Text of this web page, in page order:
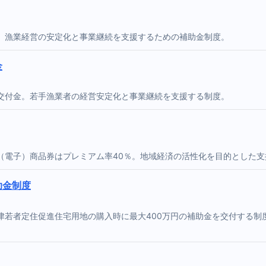
業経営の安定化と事業継続を支援するための補助金制度。
金。若手漁業者の経営安定化と事業継続を支援する制度。
子）商品券はプレミアム率40％。地域経済の活性化を目的とした
制度
者定住促進住宅用地の購入時に最大400万円の補助金を交付する